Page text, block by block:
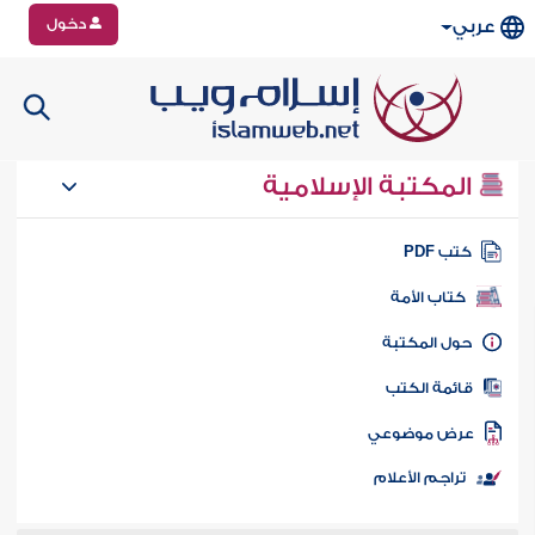
عربي دخول
المكتبة الإسلامية
كتب PDF
كتاب الأمة
المكتبة
الكتب
موضوعي